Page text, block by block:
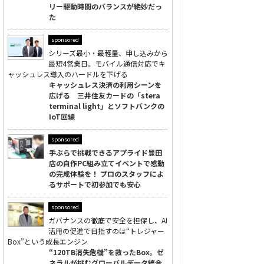
リー駆動時間のバランスが絶妙だっ
た
sponsored
シリーズ最小・最軽量、申し込みから
最短4営業日。モバイル通信対応でキ
ャッシュレス導入のハードルを下げる
キャッシュレス決済の利用シーンを
広げる 三井住友カードの「stera
terminal light」とソフトバンクの
IoT回線
sponsored
手ぶらで挑戦できるアプライド豊田
店の自作PC組み立てイベントで感動
の完成体験を！ プロのスタッフによ
るサポートで初参加でも安心
sponsored
ガバナンスの徹底で安全を担保し、AI
活用の促進で目指すのは“トレジャー
Box”という成長エンジン
“120TB消失危機”を救ったBox。ゼ